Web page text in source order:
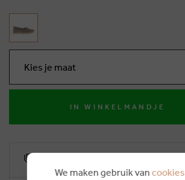
Kies je maat
IN WINKELMANDJE
We maken gebruik van cookies